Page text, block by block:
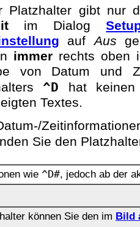
Platzhalter gibt nur
im Dialog
aufAus
immerrechts oben
von Datum und
^D hat
Textes.
Sie den
wie ^D#, jedoch ab der
können Sie den im Bild